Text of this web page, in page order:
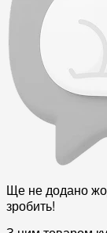
Ще не додано
зробить!